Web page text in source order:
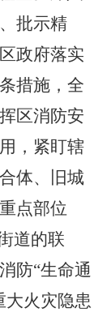
批示精
政府落实
措施，全
区消防安
，紧盯辖
体、旧城
点部位
道的联
防“生命通
大火灾隐患